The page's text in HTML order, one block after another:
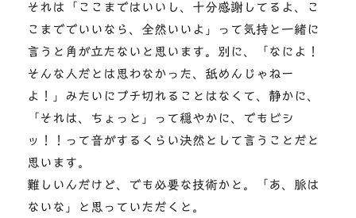
それは「ここまではいいし、十分感謝してるよ、こ
こまででいいなら、全然いいよ」って気持と一緒に
言うと角が立たないと思います。別に、「なによ！
そんな人だとは思わなかった、舐めんじゃねー
よ！」みたいにブチ切れることはなくて、静かに、
「それは、ちょっと」って穏やかに、でもビシ
ッ！！って音がするくらい決然として言うことだと
思います。
難しいんだけど、でも必要な技術かと。「あ、脈は
ないな」と思っていただくと。